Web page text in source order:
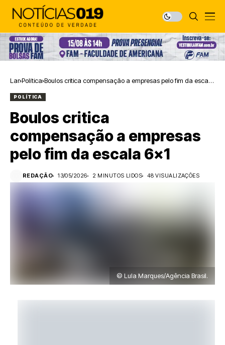
Lar Política Boulos critica compensação a empresas pelo fim da escala
POLÍTICA
Boulos critica
compensação a empresas
pelo fim da escala 6×1
REDAÇÃO 13/05/2026 2 MINUTOS LIDOS 48 VISUALIZAÇÕES
© Lula Marques/Agência Brasil.